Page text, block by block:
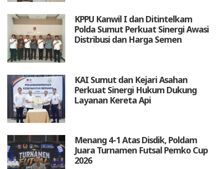
KPPU Kanwil I dan Ditintelkam
Polda Sumut Perkuat Sinergi Awasi
Distribusi dan Harga Semen
KAI Sumut dan Kejari Asahan
Perkuat Sinergi Hukum Dukung
Layanan Kereta Api
Menang 4-1 Atas Disdik, Poldam
Juara Turnamen Futsal Pemko Cup
2026